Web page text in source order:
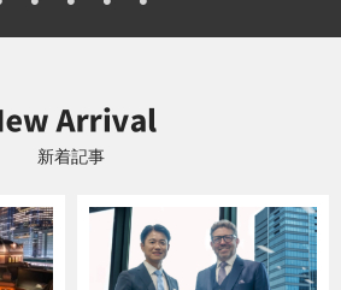
新着記事